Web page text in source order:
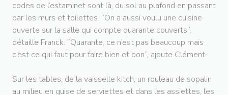
codes de l’estaminet sont là, du sol au plafond en passant
par les murs et toilettes. “On a aussi voulu une cuisine
ouverte sur la salle qui compte quarante couverts“,
détaille Franck. “Quarante, ce n’est pas beaucoup mais
c’est ce qui faut pour faire bien et bon“, ajoute Clément.
Sur les tables, de la vaisselle kitch, un rouleau de sopalin
au milieu en guise de serviettes et dans les assiettes, les